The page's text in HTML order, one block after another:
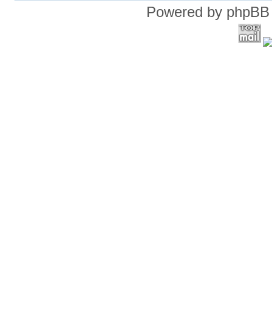
Powered by